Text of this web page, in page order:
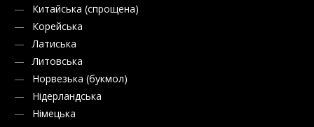
Китайська (спрощена)
Корейська
Латиська
Литовська
Норвезька (букмол)
Нідерландська
Німецька